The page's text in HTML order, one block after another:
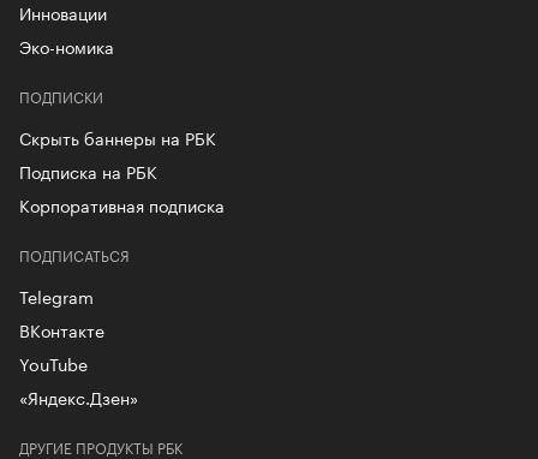
Инновации
Эко-номика
ПОДПИСКИ
Скрыть баннеры на РБК
Подписка на РБК
Корпоративная подписка
ДРУГИЕ ПРОДУКТЫ РБК
ПОДПИСАТЬСЯ
Telegram
ВКонтакте
YouTube
«Яндекс.Дзен»